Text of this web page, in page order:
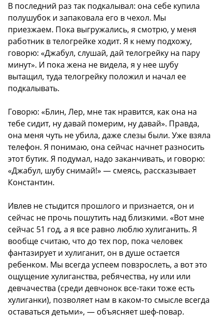
В последний раз так подкалывал: она себе купила
полушубок и запаковала его в чехол. Мы
приезжаем. Пока выгружались, я смотрю, у меня
работник в телогрейке ходит. Я к нему подхожу,
говорю: «Джабул, слушай, дай телогрейку на пару
минут». И пока жена не видела, я у нее шубу
вытащил, туда телогрейку положил и начал ее
подкалывать.
Говорю: «Блин, Лер, мне так нравится, как она на
тебе сидит, ну давай померим, ну давай». Правда,
она меня чуть не убила, даже слезы были. Уже взяла
телефон. Я понимаю, она сейчас начнет разносить
этот бутик. Я подумал, надо заканчивать, и говорю:
«Джабул, шубу снимай!» — смеясь, рассказывает
Константин.
Ивлев не стыдится прошлого и признается, он и
сейчас не прочь пошутить над близкими. «Вот мне
сейчас 51 год, а я все равно люблю хулиганить. Я
вообще считаю, что до тех пор, пока человек
фантазирует и хулиганит, он в душе остается
ребенком. Мы всегда успеем повзрослеть, а вот это
ощущение хулиганства, ребячества, ну или или
девчачества (среди девчонок все-таки тоже есть
хулиганки), позволяет нам в каком-то смысле всегда
оставаться детьми», — объясняет шеф-повар.